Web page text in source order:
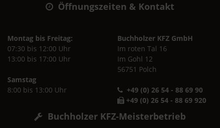
Öffnungszeiten & Kontakt
Montag bis Freitag:
07:30 bis 12:00 Uhr
13:00 bis 17:00 Uhr
Samstag
8:00 bis 13:00 Uhr
Buchholzer KFZ GmbH
Im roten Tal 16
Im Gohl 12
56751 Polch
+49 (0) 26 54 - 88 69 90
+49 (0) 26 54 - 88 69 920
Buchholzer KFZ-Meisterbetrieb